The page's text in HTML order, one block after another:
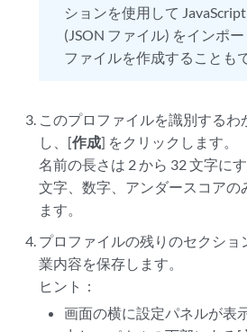
ションを使用して
(JSON ファイル) をインポ
ファイルを作成することも
このプロファイルを識別するわ
し、[作成] をクリックします。
名前の長さは 2 から 32 文字に
文字、数字、アンダースコアの
ます。
プロファイルの残りのセクシ
業内容を保存します。
ヒント：
画面の横に設定パネルが表